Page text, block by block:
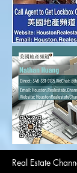
Real Estate